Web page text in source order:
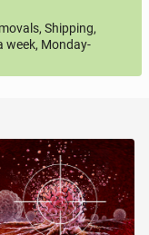
Shipping,
week, Monday-